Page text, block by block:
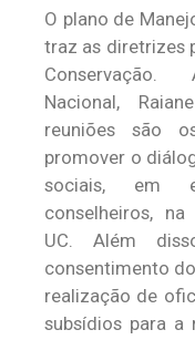
O plano de
traz as diretrizes
Nacional,
reuniões são
promover o
sociais, em
conselheiros,
UC. Além
consentimento
realização de
subsídios para a